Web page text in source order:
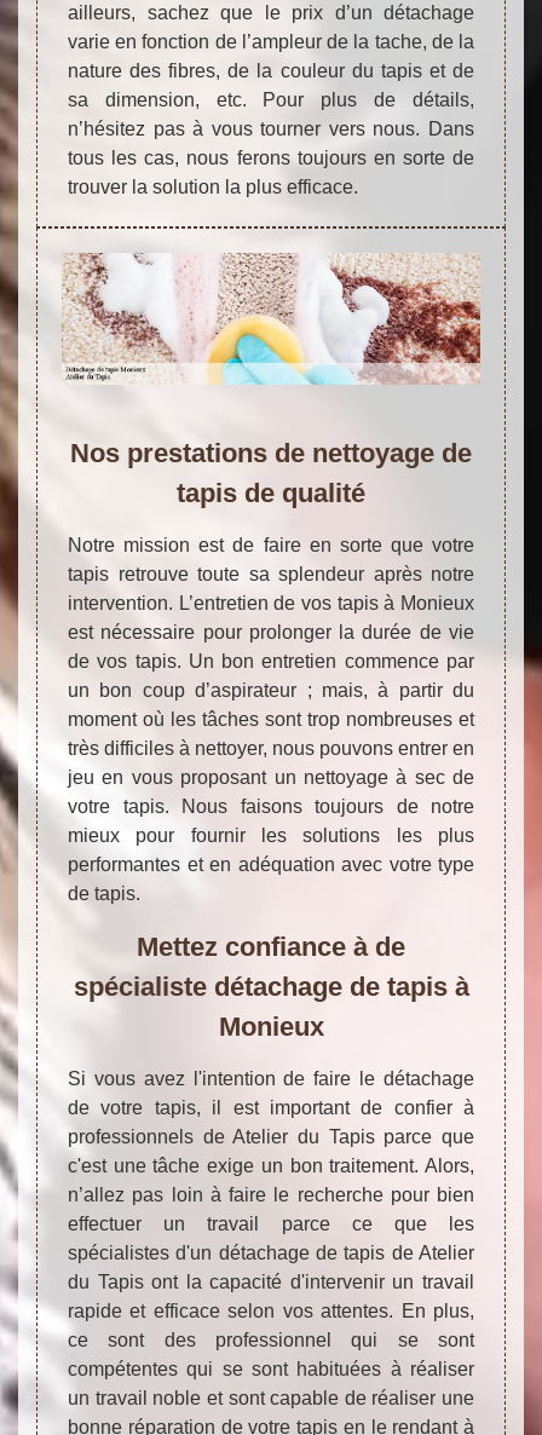
ailleurs, sachez que le prix d’un détachage
varie en fonction de l’ampleur de la tache, de la
nature des fibres, de la couleur du tapis et de
sa dimension, etc. Pour plus de détails,
n’hésitez pas à vous tourner vers nous. Dans
tous les cas, nous ferons toujours en sorte de
trouver la solution la plus efficace.
Nos prestations de nettoyage de
tapis de qualité
Notre mission est de faire en sorte que votre
tapis retrouve toute sa splendeur après notre
intervention. L’entretien de vos tapis à Monieux
est nécessaire pour prolonger la durée de vie
de vos tapis. Un bon entretien commence par
un bon coup d’aspirateur ; mais, à partir du
moment où les tâches sont trop nombreuses et
très difficiles à nettoyer, nous pouvons entrer en
jeu en vous proposant un nettoyage à sec de
votre tapis. Nous faisons toujours de notre
mieux pour fournir les solutions les plus
performantes et en adéquation avec votre type
de tapis.
Mettez confiance à de
spécialiste détachage de tapis à
Monieux
Si vous avez l'intention de faire le détachage
de votre tapis, il est important de confier à
professionnels de Atelier du Tapis parce que
c'est une tâche exige un bon traitement. Alors,
n’allez pas loin à faire le recherche pour bien
effectuer un travail parce ce que les
spécialistes d'un détachage de tapis de Atelier
du Tapis ont la capacité d'intervenir un travail
rapide et efficace selon vos attentes. En plus,
ce sont des professionnel qui se sont
compétentes qui se sont habituées à réaliser
un travail noble et sont capable de réaliser une
bonne réparation de votre tapis en le rendant à